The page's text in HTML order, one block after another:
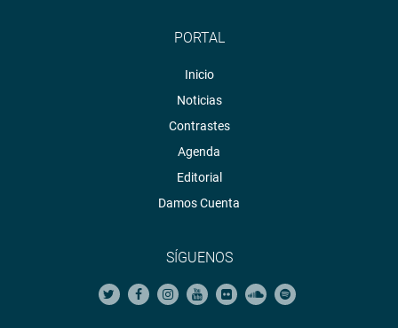
PORTAL
Inicio
Noticias
Contrastes
Agenda
Editorial
Damos Cuenta
SÍGUENOS